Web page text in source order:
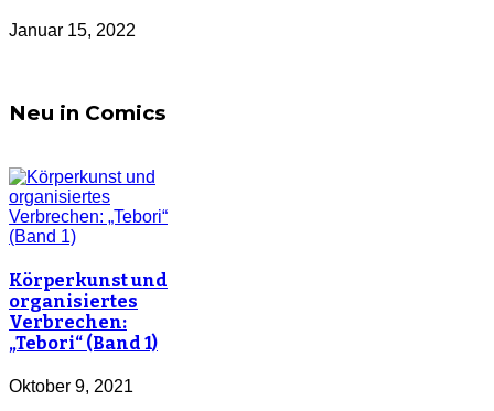
Januar 15, 2022
Neu in Comics
Körperkunst und
organisiertes
Verbrechen:
„Tebori“ (Band 1)
Oktober 9, 2021